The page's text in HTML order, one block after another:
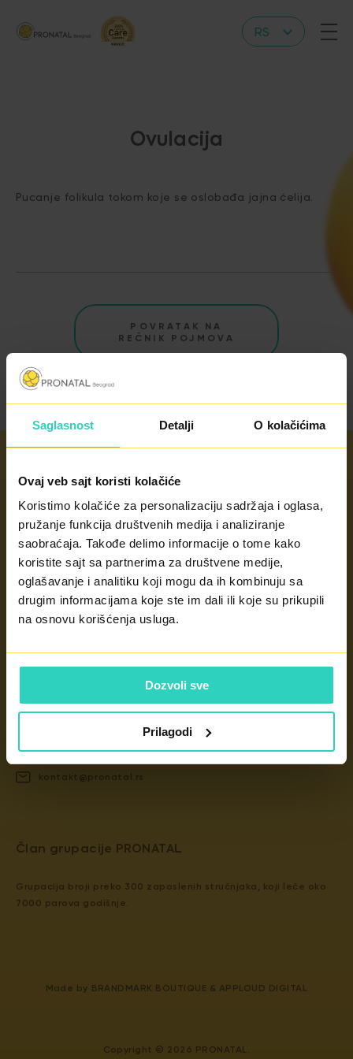
Saglasnost Detalji O kolačićima
Ovaj veb sajt koristi kolačiće
Koristimo kolačiće za personalizaciju sadržaja i oglasa,
pružanje funkcija društvenih medija i analiziranje
saobraćaja. Takođe delimo informacije o tome kako
koristite sajt sa partnerima za društvene medije,
oglašavanje i analitiku koji mogu da ih kombinuju sa
drugim informacijama koje ste im dali ili koje su prikupili
na osnovu korišćenja usluga.
Dozvoli sve
Prilagodi
RS
Ovulacija
Pucanje folikula tokom koje se oslobađa jajna ćelija.
POVRATAK NA
REČNIK POJMOVA
​​Član grupacije PRONATAL
Grupacija broji preko 300 zaposlenih stručnjaka, koji leče oko
7000 parova godišnje.
+381 11 439 4840
kontakt@pronatal.rs
Radno vreme
radnim danima od 8 - 20h
subotom od 8 - 14h
nedeljom po potrebi
KONTAKT
Copyright © 2026 PRONATAL.
Made by BRANDMARK BOUTIQUE & APPLOUD DIGITAL